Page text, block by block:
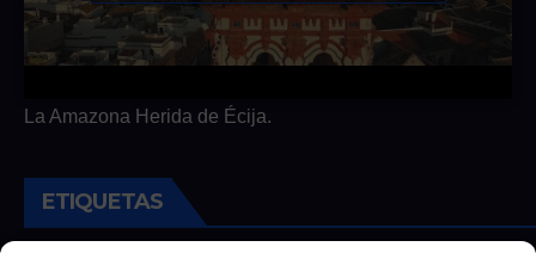
La Amazona Herida de Écija.
ETIQUETAS